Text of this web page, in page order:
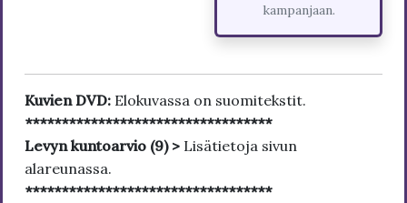
kampanjaan.
Kuvien DVD: Elokuvassa on suomitekstit.
**********************************
Levyn kuntoarvio (9) > Lisätietoja sivun
alareunassa.
**********************************